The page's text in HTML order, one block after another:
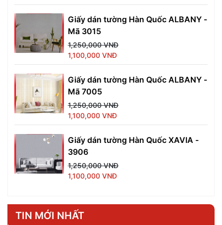
Giấy dán tường Hàn Quốc ALBANY -
Mã 3015
1,250,000 VNĐ
1,100,000 VNĐ
Giấy dán tường Hàn Quốc ALBANY -
Mã 7005
1,250,000 VNĐ
1,100,000 VNĐ
Giấy dán tường Hàn Quốc XAVIA -
3906
1,250,000 VNĐ
1,100,000 VNĐ
TIN MỚI NHẤT